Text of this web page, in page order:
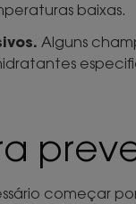
baixas.
Alguns
começar